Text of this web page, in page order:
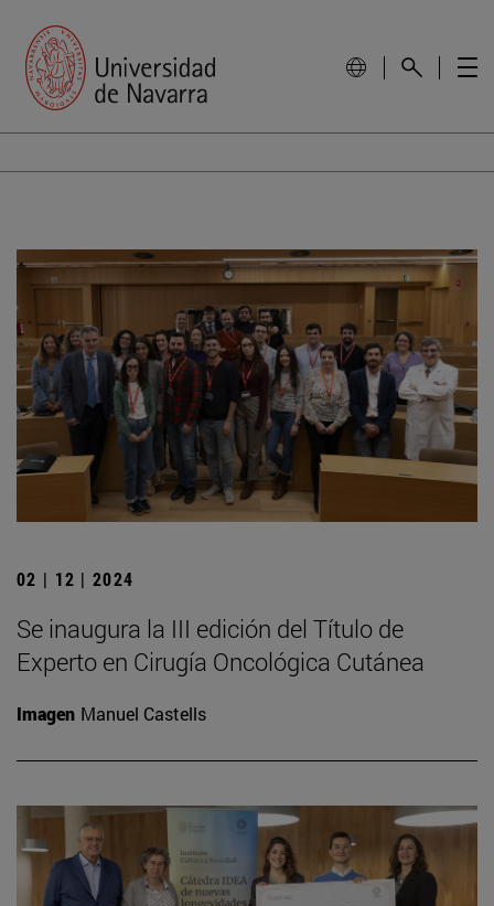
02 | 12 | 2024
Se inaugura la III edición del Título de
Experto en Cirugía Oncológica Cutánea
Imagen Manuel Castells